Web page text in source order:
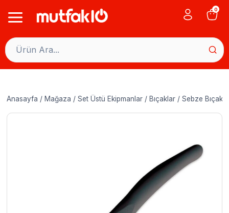
0
Anasayfa / Mağaza / Set Üstü Ekipmanlar / Bıçaklar / Sebze